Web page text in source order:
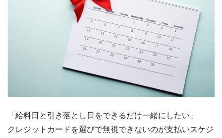
「給料日と引き落とし日をできるだけ一緒にしたい」
クレジットカードを選びで無視できないのが支払いスケジ